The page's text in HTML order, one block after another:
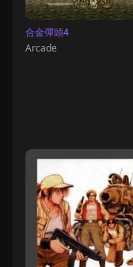
合金彈頭4
Arcade